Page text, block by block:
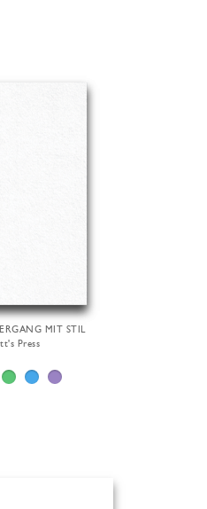
MIT STIL
Press